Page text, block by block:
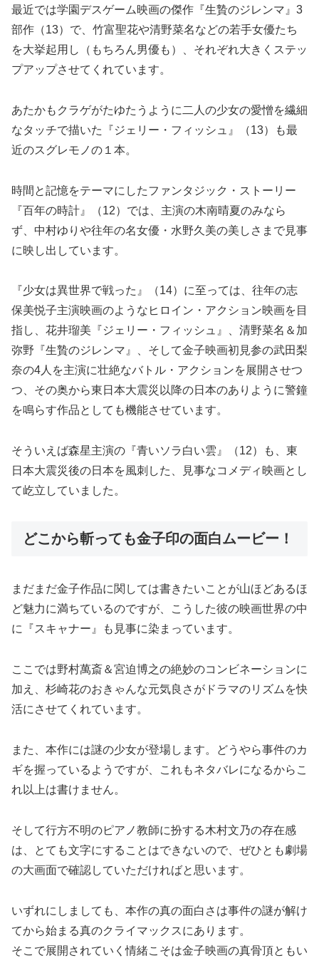
最近では学園デスゲーム映画の傑作『生贄のジレンマ』3
部作（13）で、竹富聖花や清野菜名などの若手女優たち
を大挙起用し（もちろん男優も）、それぞれ大きくステッ
プアップさせてくれています。
あたかもクラゲがたゆたうように二人の少女の愛憎を繊細
なタッチで描いた『ジェリー・フィッシュ』（13）も最
近のスグレモノの１本。
時間と記憶をテーマにしたファンタジック・ストーリー
『百年の時計』（12）では、主演の木南晴夏のみなら
ず、中村ゆりや往年の名女優・水野久美の美しさまで見事
に映し出しています。
『少女は異世界で戦った』（14）に至っては、往年の志
保美悦子主演映画のようなヒロイン・アクション映画を目
指し、花井瑠美『ジェリー・フィッシュ』、清野菜名＆加
弥野『生贄のジレンマ』、そして金子映画初見参の武田梨
奈の4人を主演に壮絶なバトル・アクションを展開させつ
つ、その奥から東日本大震災以降の日本のありように警鐘
を鳴らす作品としても機能させています。
そういえば森星主演の『青いソラ白い雲』（12）も、東
日本大震災後の日本を風刺した、見事なコメディ映画とし
て屹立していました。
どこから斬っても金子印の面白ムービー！
まだまだ金子作品に関しては書きたいことが山ほどあるほ
ど魅力に満ちているのですが、こうした彼の映画世界の中
に『スキャナー』も見事に染まっています。
ここでは野村萬斎＆宮迫博之の絶妙のコンビネーションに
加え、杉崎花のおきゃんな元気良さがドラマのリズムを快
活にさせてくれています。
また、本作には謎の少女が登場します。どうやら事件のカ
ギを握っているようですが、これもネタバレになるからこ
れ以上は書けません。
そして行方不明のピアノ教師に扮する木村文乃の存在感
は、とても文字にすることはできないので、ぜひとも劇場
の大画面で確認していただければと思います。
いずれにしましても、本作の真の面白さは事件の謎が解け
てから始まる真のクライマックスにあります。
そこで展開されていく情緒こそは金子映画の真骨頂ともい